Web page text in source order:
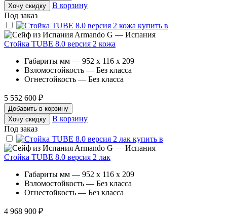
Хочу скидку
В корзину
Под заказ
Armando G — Испания
Стойка TUBE 8.0 версия 2 кожа
Габариты мм — 952 x 116 x 209
Взломостойкость — Без класса
Огнестойкость — Без класса
5 552 600 ₽
Добавить в корзину
Хочу скидку
В корзину
Под заказ
Armando G — Испания
Стойка TUBE 8.0 версия 2 лак
Габариты мм — 952 x 116 x 209
Взломостойкость — Без класса
Огнестойкость — Без класса
4 968 900 ₽